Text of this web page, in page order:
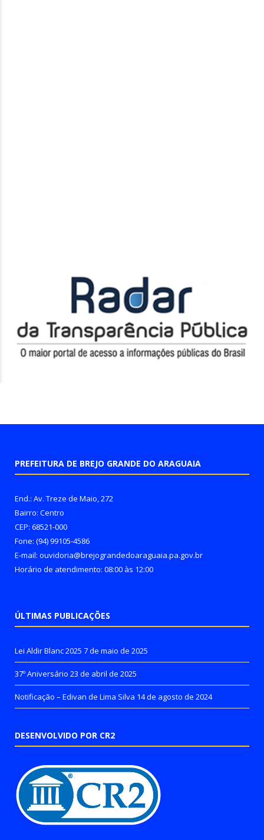
PREFEITURA DE BREJO GRANDE DO ARAGUAIA
End.: Av. Treze de Maio, 272
Bairro: Centro
CEP: 68521-000
Fone: (94) 99105-4586
E-mail: ouvidoria@brejograndedoaraguaia.pa.gov.br
Horário de atendimento: 08:00 às 12:00
ÚLTIMAS PUBLICAÇÕES
Lei Aldir Blanc 2025 7 de maio de 2025
37º Aniversário 23 de abril de 2025
Notificação – Edivan de Lima Silva 14 de agosto de 2024
DESENVOLVIDO POR CR2